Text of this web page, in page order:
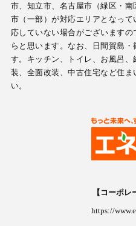
市、知立市、名古屋市（緑区・
市（一部）が対応エリアとなっ
応していない場合がございます
らと思います。なお、日間賀島
す。キッチン、トイレ、お風呂
装、全面改装、中古住宅など住
い。
【コーポレ
https://